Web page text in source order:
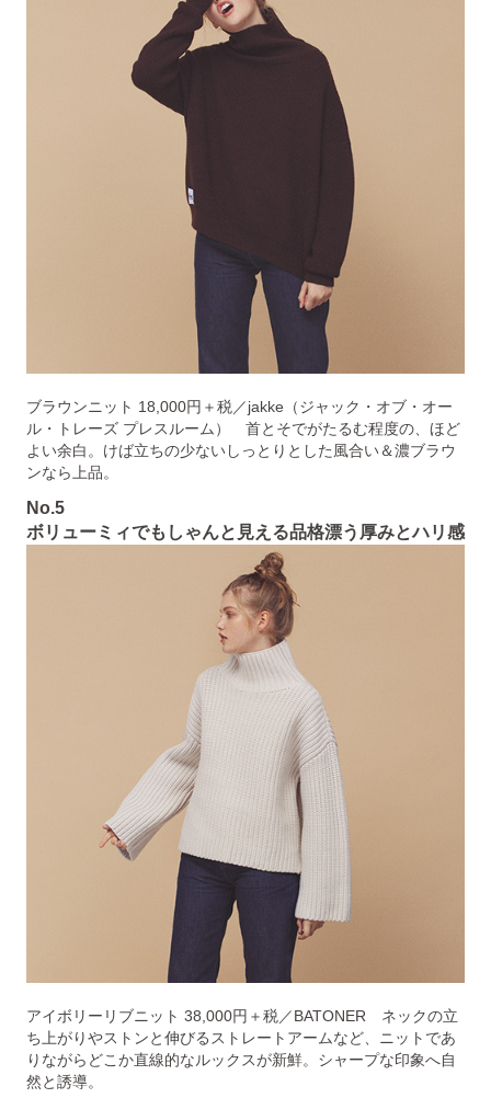
ブラウンニット 18,000円＋税／jakke（ジャック・オブ・オー
ル・トレーズ プレスルーム） 首とそでがたるむ程度の、ほど
よい余白。けば立ちの少ないしっとりとした風合い＆濃ブラウ
ンなら上品。
No.5
ボリューミィでもしゃんと見える品格漂う厚みとハリ感
アイボリーリブニット 38,000円＋税／BATONER ネックの立
ち上がりやストンと伸びるストレートアームなど、ニットであ
りながらどこか直線的なルックスが新鮮。シャープな印象へ自
然と誘導。